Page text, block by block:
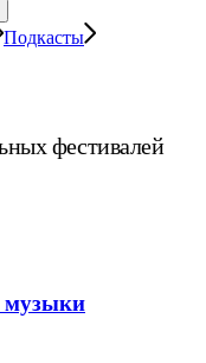
Подкасты
фестивалей
музыки